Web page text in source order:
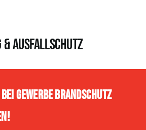
& Ausfallschutz
Gewerbe Brandschutz